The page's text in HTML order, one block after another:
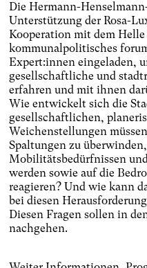
Die Hermann-
Unterstützung der Rosa-
Kooperation mit dem Helle
kommunalpolitisches
Expert:innen eingeladen,
gesellschaftliche und
erfahren und mit ihnen
Wie entwickelt sich die
gesellschaftlichen,
Weichenstellungen
Spaltungen zu
Mobilitätsbedürfnissen
werden sowie auf die
reagieren? Und wie kann
bei diesen
Diesen Fragen sollen in
nachgehen.